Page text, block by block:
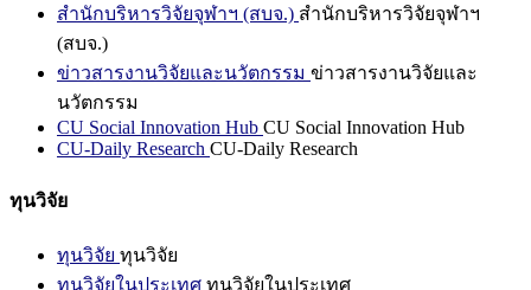
สำนักบริหารวิจัยจุฬาฯ (สบจ.) สำนักบริหารวิจัยจุฬาฯ
(สบจ.)
ข่าวสารงานวิจัยและนวัตกรรม ข่าวสารงานวิจัยและ
นวัตกรรม
CU Social Innovation Hub CU Social Innovation Hub
CU-Daily Research CU-Daily Research
ทุนวิจัย
ทุนวิจัย ทุนวิจัย
ทุนวิจัยในประเทศ ทุนวิจัยในประเทศ